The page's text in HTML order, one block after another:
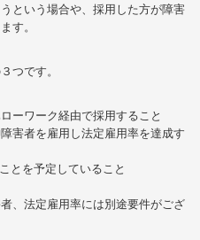
という場合や、採用した方が障害
す。
つです。
ーワーク経由で採用すること
害者を雇用し法定雇用率を達成す
とを予定していること
、法定雇用率には別途要件がござ